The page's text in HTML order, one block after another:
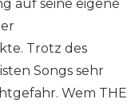
auf seine eigene
Trotz des
Songs sehr
Wem THE